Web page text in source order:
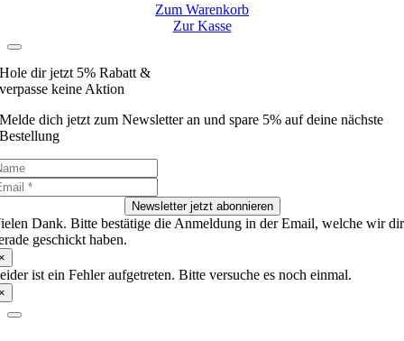
Zum Warenkorb
Zur Kasse
Hole dir jetzt 5% Rabatt &
verpasse keine Aktion
Melde dich jetzt zum Newsletter an und spare 5% auf deine nächste
Bestellung
Newsletter jetzt abonnieren
Dank. Bitte bestätige die Anmeldung in der Email, welche wir dir
geschickt haben.
ist ein Fehler aufgetreten. Bitte versuche es noch einmal.